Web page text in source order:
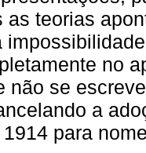
as teorias
no
não se
a
para